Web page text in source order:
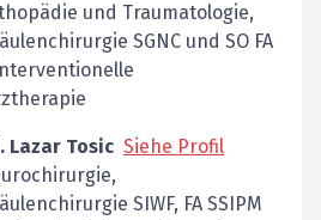
und Traumatologie,
SGNC und SO FA
Lazar Tosic Siehe Profil
SIWF, FA SSIPM